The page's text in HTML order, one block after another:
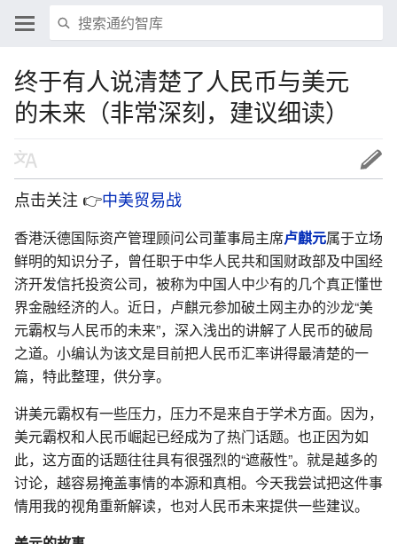
终于有人说清楚了人民币与美元
的未来（非常深刻，建议细读）
点击关注 👉中美贸易战
香港沃德国际资产管理顾问公司董事局主席卢麒元属于立场
鲜明的知识分子，曾任职于中华人民共和国财政部及中国经
济开发信托投资公司，被称为中国人中少有的几个真正懂世
界金融经济的人。近日，卢麒元参加破土网主办的沙龙“美
元霸权与人民币的未来”，深入浅出的讲解了人民币的破局
之道。小编认为该文是目前把人民币汇率讲得最清楚的一
篇，特此整理，供分享。
讲美元霸权有一些压力，压力不是来自于学术方面。因为，
美元霸权和人民币崛起已经成为了热门话题。也正因为如
此，这方面的话题往往具有很强烈的“遮蔽性”。就是越多的
讨论，越容易掩盖事情的本源和真相。今天我尝试把这件事
情用我的视角重新解读，也对人民币未来提供一些建议。